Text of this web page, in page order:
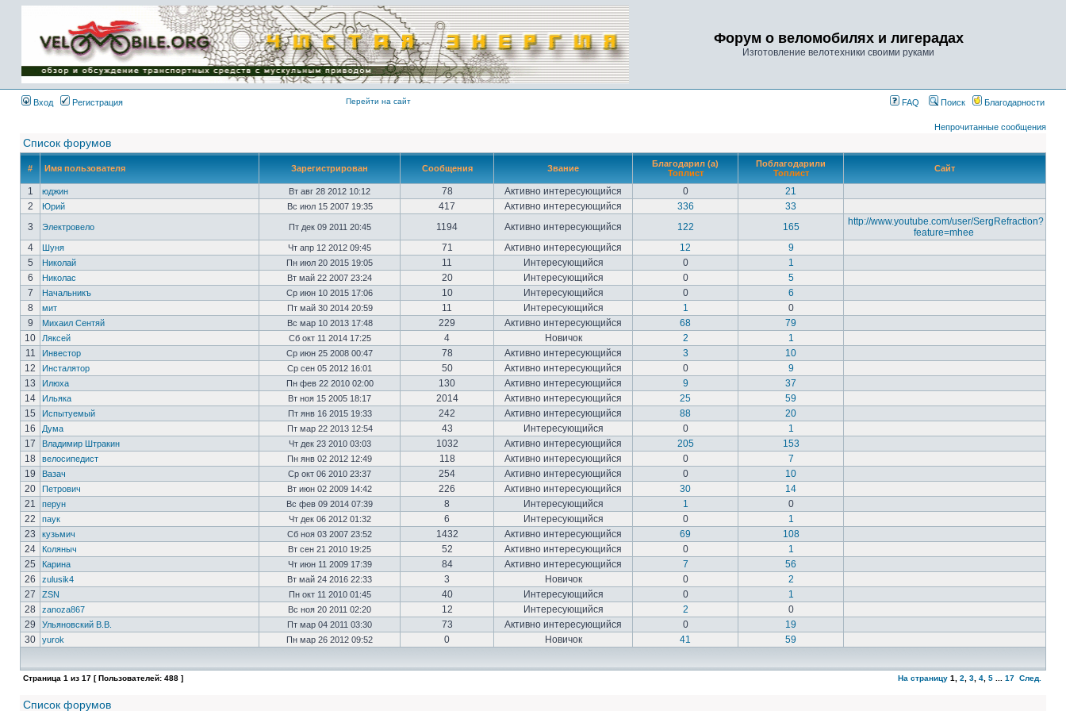
Имя пользователя:
Пароль:
{ LOG_ME_IN_SHORT
}
Форум о веломобилях и лигерадах
Изготовление велотехники своими руками
Вход Регистрация Перейти на сайт FAQ Поиск Благодарности
Непрочитанные сообщения
Список форумов
# Имя пользователя Зарегистрирован Сообщения Звание
Благодарил (а)
Топлист
Поблагодарили
Топлист
Сайт
1 юджин Вт авг 28 2012 10:12 78 Активно интересующийся 0
21
2
Юрий Вс июл 15 2007 19:35 417 Активно интересующийся 336
33
3
Электровело Пт дек 09 2011 20:45 1194 Активно интересующийся 122 165
http://www.youtube.com/user/SergRefraction?
feature=mhee
4
Шуня Чт апр 12 2012 09:45 71 Активно интересующийся 12
9
5
Николай Пн июл 20 2015 19:05 11 Интересующийся 0
1
6
Николас Вт май 22 2007 23:24 20 Интересующийся 0
5
7
Начальникъ Ср июн 10 2015 17:06 10 Интересующийся 0
6
8
мит Пт май 30 2014 20:59 11 Интересующийся 1
0
9
Михаил Сентяй Вс мар 10 2013 17:48 229 Активно интересующийся 68
79
10
Ляксей Сб окт 11 2014 17:25 4 Новичок 2
1
11
Инвестор Ср июн 25 2008 00:47 78 Активно интересующийся 3
10
12
Инсталятор Ср сен 05 2012 16:01 50 Активно интересующийся 0
9
13
Илюха Пн фев 22 2010 02:00 130 Активно интересующийся 9
37
14
Ильяка Вт ноя 15 2005 18:17 2014 Активно интересующийся 25
59
15
Испытуемый Пт янв 16 2015 19:33 242 Активно интересующийся 88
20
16
Дума Пт мар 22 2013 12:54 43 Интересующийся 0
1
17
Владимир Штракин Чт дек 23 2010 03:03 1032 Активно интересующийся 205
153
18
велосипедист Пн янв 02 2012 12:49 118 Активно интересующийся 0
7
19
Вазач Ср окт 06 2010 23:37 254 Активно интересующийся 0
10
20
Петрович Вт июн 02 2009 14:42 226 Активно интересующийся 30
14
21
перун Вс фев 09 2014 07:39 8 Интересующийся 1
0
22
паук Чт дек 06 2012 01:32 6 Интересующийся 0
1
23
кузьмич Сб ноя 03 2007 23:52 1432 Активно интересующийся 69
108
24
Коляныч Вт сен 21 2010 19:25 52 Активно интересующийся 0
1
25
Карина Чт июн 11 2009 17:39 84 Активно интересующийся 7
56
26
zulusik4 Вт май 24 2016 22:33 3 Новичок 0
2
27
ZSN Пн окт 11 2010 01:45 40 Интересующийся 0
1
28
zanoza867 Вс ноя 20 2011 02:20 12 Интересующийся 2
0
29
Ульяновский В.В. Пт мар 04 2011 03:30 73 Активно интересующийся 0
19
30
yurok Пн мар 26 2012 09:52 0 Новичок 41 59
Страница 1 из 17 [ Пользователей: 488 ] На страницу 1 2 3 4 5 17 След.
Список форумов